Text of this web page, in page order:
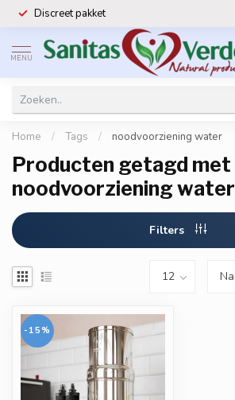
Discreet pakket
MENU
Home / Tags / noodvoorziening water
Producten getagd met
noodvoorziening water
Filters
-15%